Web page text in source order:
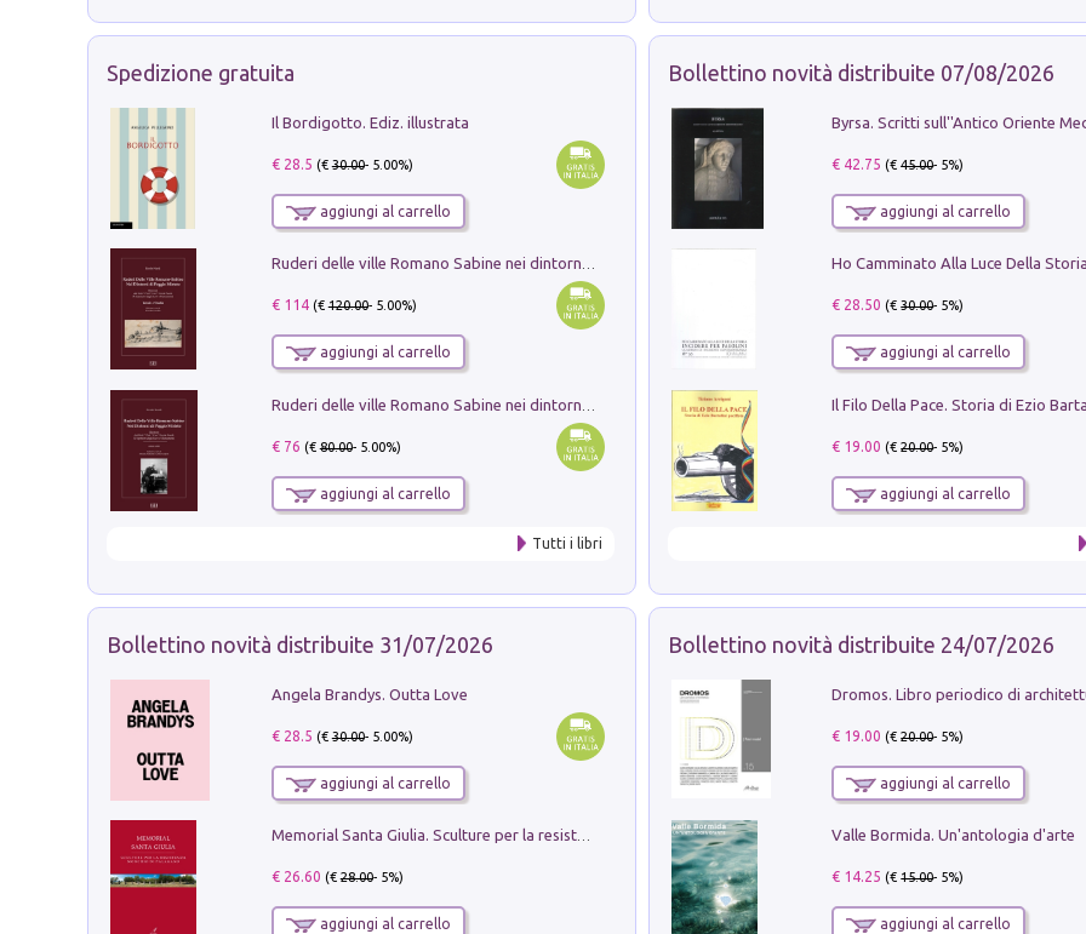
Spedizione gratuita
Il Bordigotto. Ediz. illustrata
€ 28.5 (€30.00- 5.00%)
aggiungi al carrello
Ruderi delle ville Romano Sabine nei dintorni di Poggio Mirteto. Illustrati dal dott.re prof.re cav.re Ercole Nardi regio ispettore degli scavi e monumenti. Anno 1885. Tavole e studio. Con 25 tavole fuori testo in cartella editoriale
€ 114(€120.00- 5.00%)
aggiungi al carrello
€ 76 (€80.00- 5.00%)
aggiungi al carrello
Tutti i libri
Bollettino novità distribuite 07/08/2026
€ 42.75 (€45.00- 5%)
aggiungi al carrello
€ 28.50 (€30.00- 5%)
aggiungi al carrello
€ 19.00 (€20.00- 5%)
aggiungi al carrello
Bollettino novità distribuite 31/07/2026
Angela Brandys. Outta Love
€ 28.5 (€30.00- 5.00%)
aggiungi al carrello
Memorial Santa Giulia. Sculture per la resistenza Monchio di Palagano
€ 26.60 (€28.00- 5%)
aggiungi al carrello
Bollettino novità distribuite 24/07/2026
€ 19.00 (€20.00- 5%)
aggiungi al carrello
Valle Bormida. Un'antologia d'arte
€ 14.25 (€15.00- 5%)
aggiungi al carrello